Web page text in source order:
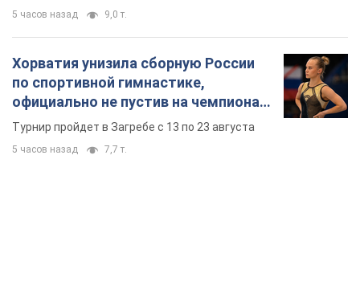
5 часов назад 9,0 т.
Хорватия унизила сборную России
по спортивной гимнастике,
официально не пустив на чемпионат
Европы основных спортсменов
Турнир пройдет в Загребе с 13 по 23 августа
5 часов назад 7,7 т.